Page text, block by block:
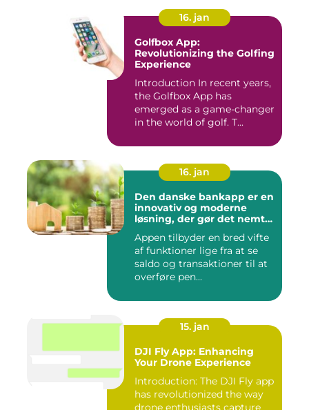
16. jan
Golfbox App:
Revolutionizing the Golfing
Experience
Introduction In recent years,
the Golfbox App has
emerged as a game-changer
in the world of golf. T...
16. jan
Den danske bankapp er en
innovativ og moderne
løsning, der gør det nemt
at administrere deres
økonomiske forhold
Appen tilbyder en bred vifte
af funktioner lige fra at se
saldo og transaktioner til at
overføre pen...
15. jan
DJI Fly App: Enhancing
Your Drone Experience
Introduction: The DJI Fly app
has revolutionized the way
drone enthusiasts capture